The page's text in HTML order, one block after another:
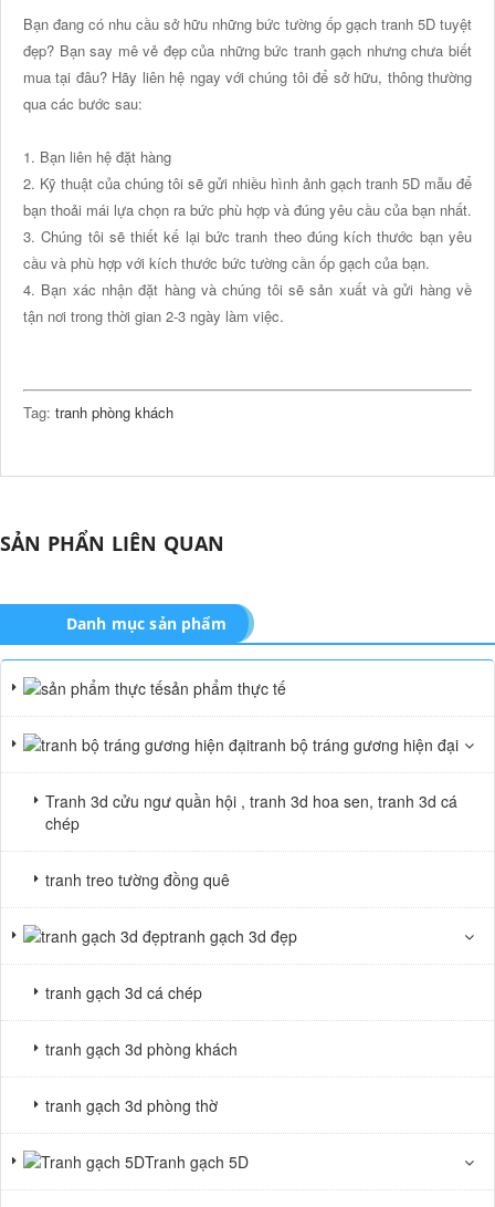
Bạn đang có nhu cầu sở hữu những bức tường ốp gạch tranh 5D tuyệt
đẹp? Bạn say mê vẻ đẹp của những bức tranh gạch nhưng chưa biết
mua tại đâu? Hãy liên hệ ngay với chúng tôi để sở hữu, thông thường
qua các bước sau:
1. Bạn liên hệ đặt hàng
2. Kỹ thuật của chúng tôi sẽ gửi nhiều hình ảnh gạch tranh 5D mẫu để
bạn thoải mái lựa chọn ra bức phù hợp và đúng yêu cầu của bạn nhất.
3. Chúng tôi sẽ thiết kế lại bức tranh theo đúng kích thước bạn yêu
cầu và phù hợp với kích thước bức tường cần ốp gạch của bạn.
4. Bạn xác nhận đặt hàng và chúng tôi sẽ sản xuất và gửi hàng về
tận nơi trong thời gian 2-3 ngày làm việc.
Tag: tranh phòng khách
SẢN PHẨN LIÊN QUAN
Danh mục sản phẩm
sản phẩm thực tế
tranh bộ tráng gương hiện đại
Tranh 3d cửu ngư quần hội , tranh 3d hoa sen, tranh 3d cá
chép
tranh treo tường đồng quê
tranh gạch 3d đẹp
tranh gạch 3d cá chép
tranh gạch 3d phòng khách
tranh gạch 3d phòng thờ
Tranh gạch 5D